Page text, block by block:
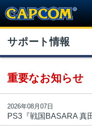
サポート情報
重要なお知らせ
2026年08月07日
PS3『戦国BASARA 真